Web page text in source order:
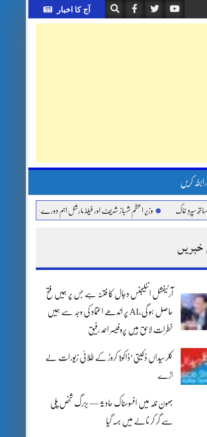
آج کا اخبار
رابطہ کریں
خاک وزیر اعظم شہباز شریف اور فیلڈ مارشل اہم دورے پر سعودی عرب روانہ
خبریں
آرٹیفشل انٹلیجنس دجال کا فتنہ ہے جس پر ہمیں فتح
حاصل ہو گی،AI پر اندھے اعتماد کی وجہ سے ہمیں
خطرات لاحق ہیں پروفیسر احمد رفیق
کلرسیداں ڈکیتی‘ڈاکو1 کروڑ کے طلائی زیورات لے
اڑے
بھون نلہ میں افسوسناک حادثہ — بزرگ شخص پلی
سے گر کر نالے میں بہہ گیا